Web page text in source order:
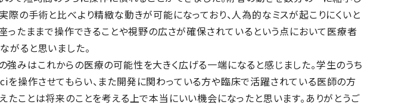
際の手術と比べより精緻な動きが可能になっており、人為的なミスが起こりにくいと
座ったままで操作できることや視野の広さが確保されているという点において医療者
がると思いました。
みはこれからの医療の可能性を大きく広げる一端になると感じました。学生のうち
を操作させてもらい、また開発に関わっている方や臨床で活躍されている医師の方
たことは将来のことを考える上で本当にいい機会になったと思います。ありがとうご